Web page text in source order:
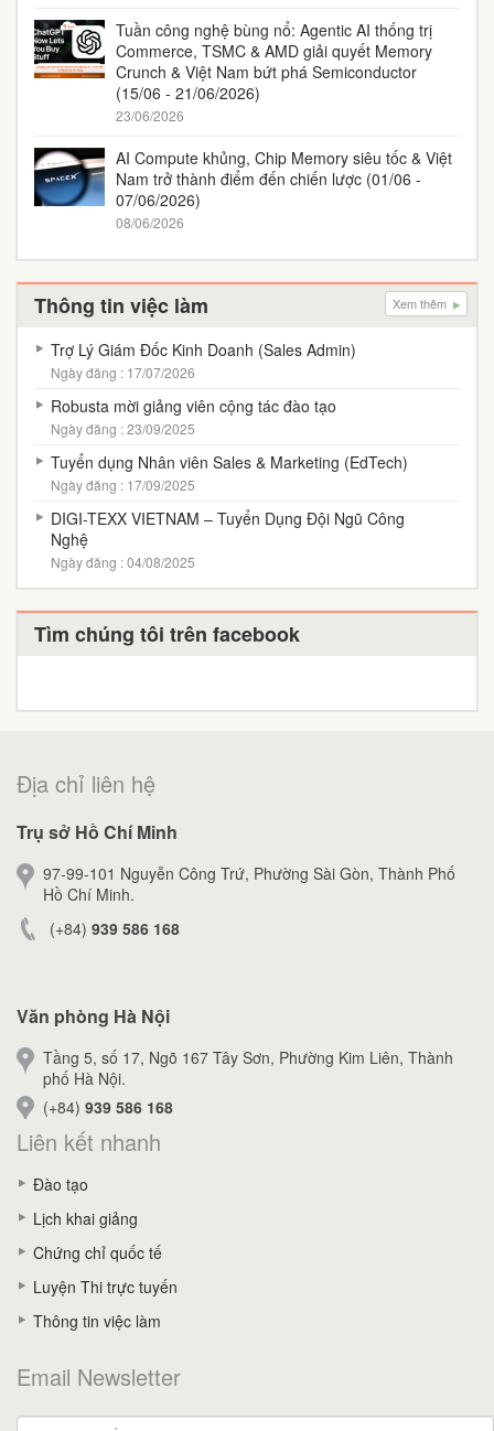
Tuần công nghệ bùng nổ: Agentic AI thống trị
Commerce, TSMC & AMD giải quyết Memory
Crunch & Việt Nam bứt phá Semiconductor
(15/06 - 21/06/2026)
23/06/2026
AI Compute khủng, Chip Memory siêu tốc & Việt
Nam trở thành điểm đến chiến lược (01/06 -
07/06/2026)
08/06/2026
Thông tin việc làm Xem thêm
Trợ Lý Giám Đốc Kinh Doanh (Sales Admin)
Ngày đăng : 17/07/2026
Robusta mời giảng viên cộng tác đào tạo
Ngày đăng : 23/09/2025
Tuyển dụng Nhân viên Sales & Marketing (EdTech)
Ngày đăng : 17/09/2025
DIGI-TEXX VIETNAM – Tuyển Dụng Đội Ngũ Công
Nghệ
Ngày đăng : 04/08/2025
Tìm chúng tôi trên facebook
Địa chỉ liên hệ
Trụ sở Hồ Chí Minh
97-99-101 Nguyễn Công Trứ, Phường Sài Gòn, Thành Phố
Hồ Chí Minh.
(+84) 939 586 168
Văn phòng Hà Nội
Tầng 5, số 17, Ngõ 167 Tây Sơn, Phường Kim Liên, Thành
phố Hà Nội.
(+84) 939 586 168
Liên kết nhanh
Đào tạo
Lịch khai giảng
Chứng chỉ quốc tế
Luyện Thi trực tuyến
Thông tin việc làm
Email Newsletter